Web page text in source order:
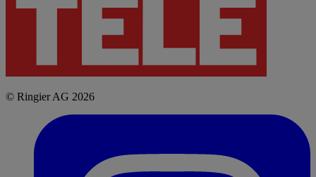
© Ringier AG 2026